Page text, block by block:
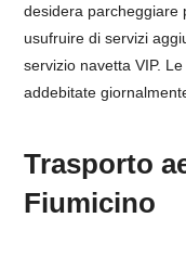
desidera parcheggiare
usufruire di servizi
servizio navetta VIP.
addebitate
Trasporto
Fiumicino